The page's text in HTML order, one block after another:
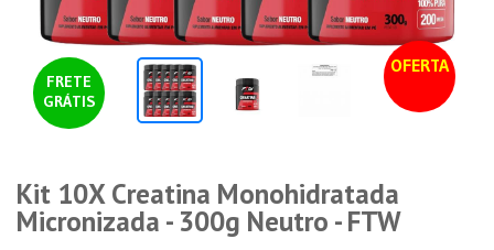
OFERTA
FRETE
GRÁTIS
Kit 10X Creatina Monohidratada
Micronizada - 300g Neutro - FTW